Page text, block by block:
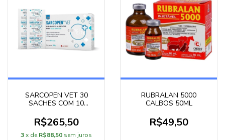
SARCOPEN VET 30
SACHES COM 10
R$265,50
3x de R$88,50 sem juros
RUBRALAN 5000
CALBOS 50ML
R$49,50